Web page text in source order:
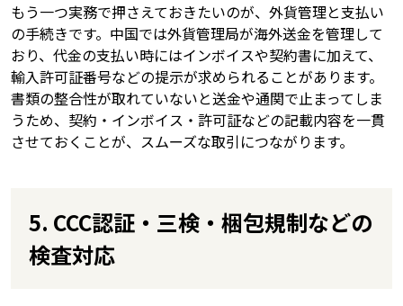
もう一つ実務で押さえておきたいのが、外貨管理と支払い
の手続きです。中国では外貨管理局が海外送金を管理して
おり、代金の支払い時にはインボイスや契約書に加えて、
輸入許可証番号などの提示が求められることがあります。
書類の整合性が取れていないと送金や通関で止まってしま
うため、契約・インボイス・許可証などの記載内容を一貫
させておくことが、スムーズな取引につながります。
5. CCC認証・三検・梱包規制などの
検査対応